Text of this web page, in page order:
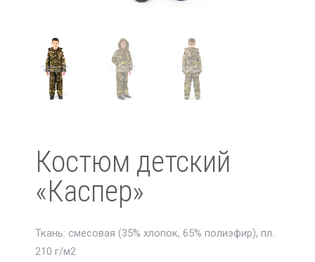
Костюм детский
«Каспер»
Ткань: смесовая (35% хлопок, 65% полиэфир), пл.
210 г/м2